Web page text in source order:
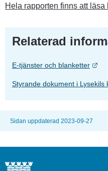
Hela rapporten finns att läsa
Relaterad
E-tjänster och blanketter
Styrande dokument i Lysekils
Sidan uppdaterad 2023-09-27